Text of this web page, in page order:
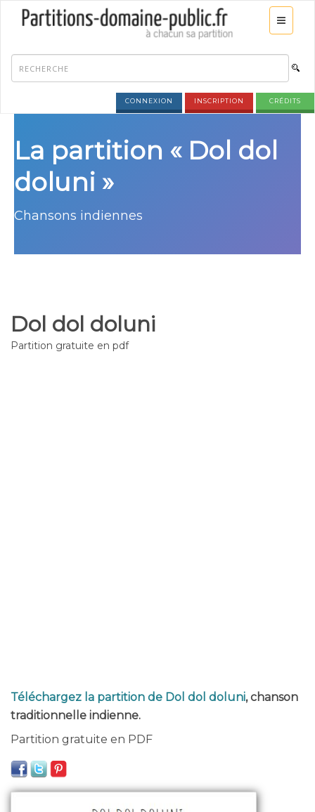
CONNEXION INSCRIPTION CRÉDITS
La partition « Dol dol
doluni »
Chansons indiennes
Dol dol doluni
Partition gratuite en pdf
Téléchargez la partition de Dol dol doluni, chanson
traditionnelle indienne.
Partition gratuite en PDF